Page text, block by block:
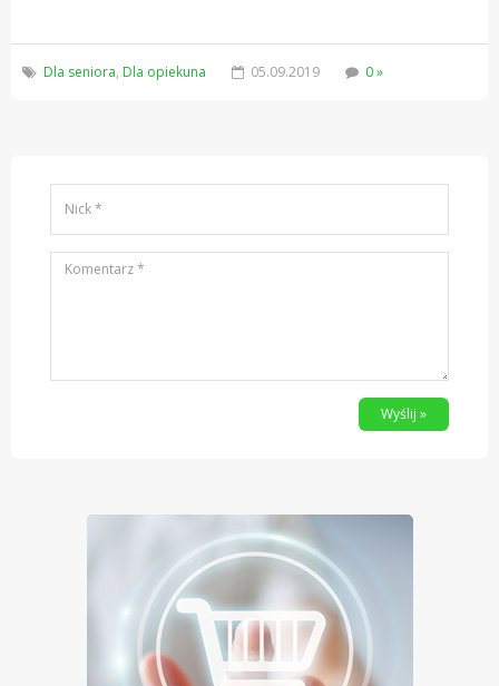
Dla seniora, Dla opiekuna 05.09.2019 0 »
Wyślij »